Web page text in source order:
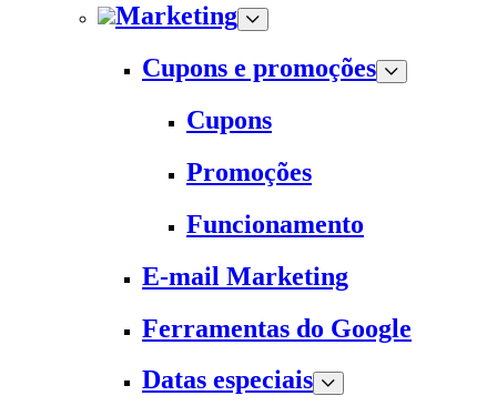
Marketing
Cupons e promoções
Cupons
Promoções
Funcionamento
E-mail Marketing
Ferramentas do Google
Datas especiais